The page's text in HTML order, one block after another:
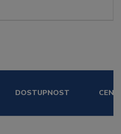
DOSTUPNOST CENA